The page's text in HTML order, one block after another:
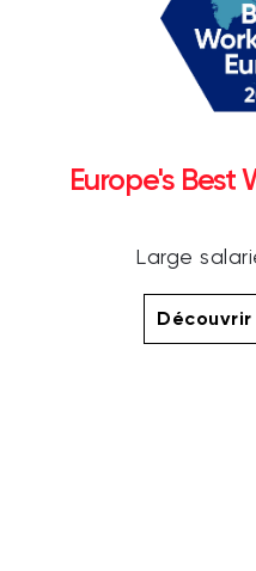
Europe's Best
Large